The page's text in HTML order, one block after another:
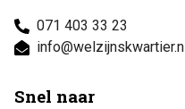
071 403 33 23
info@welzijnskwartier.nl
Snel naar